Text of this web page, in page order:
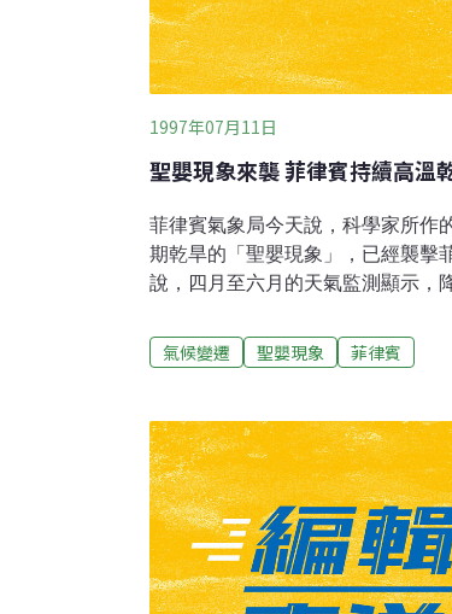
1997年07月11日
聖嬰現象來襲 菲律賓持續高溫
菲律賓氣象局今天說，科學家所作
期乾旱的「聖嬰現象」，已經襲擊
說，四月至六月的天氣監測顯示，
年因為受到聖嬰現象侵襲，而造成
美元，絕大部分是農作物損失。
氣候變遷 聖嬰現象 菲律賓